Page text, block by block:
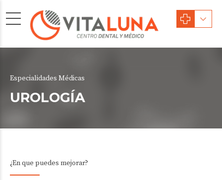
Especialidades Médicas
UROLOGÍA
¿En que puedes mejorar?